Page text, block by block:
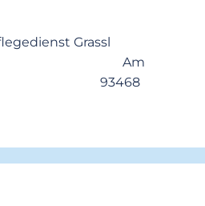
Grassl
Am
23b 93468